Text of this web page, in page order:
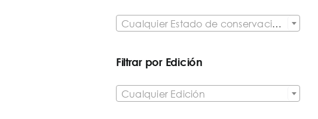
Cualquier Estado de conservación del artículo
Filtrar por Edición
Cualquier Edición